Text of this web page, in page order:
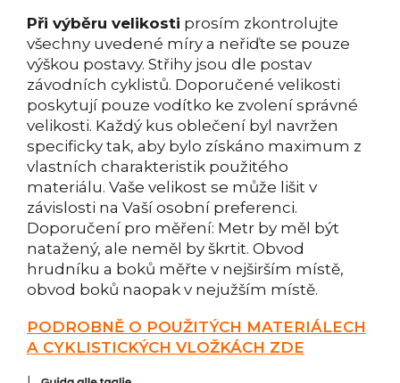
Při výběru velikosti prosím zkontrolujte
všechny uvedené míry a neřiďte se pouze
výškou postavy. Střihy jsou dle postav
závodních cyklistů. Doporučené velikosti
poskytují pouze vodítko ke zvolení správné
velikosti. Každý kus oblečení byl navržen
specificky tak, aby bylo získáno maximum z
vlastních charakteristik použitého
materiálu. Vaše velikost se může lišit v
závislosti na Vaší osobní preferenci.
Doporučení pro měření: Metr by měl být
natažený, ale neměl by škrtit. Obvod
hrudníku a boků měřte v nejširším místě,
obvod boků naopak v nejužším místě.
PODROBNĚ O POUŽITÝCH MATERIÁLECH
A CYKLISTICKÝCH VLOŽKÁCH ZDE